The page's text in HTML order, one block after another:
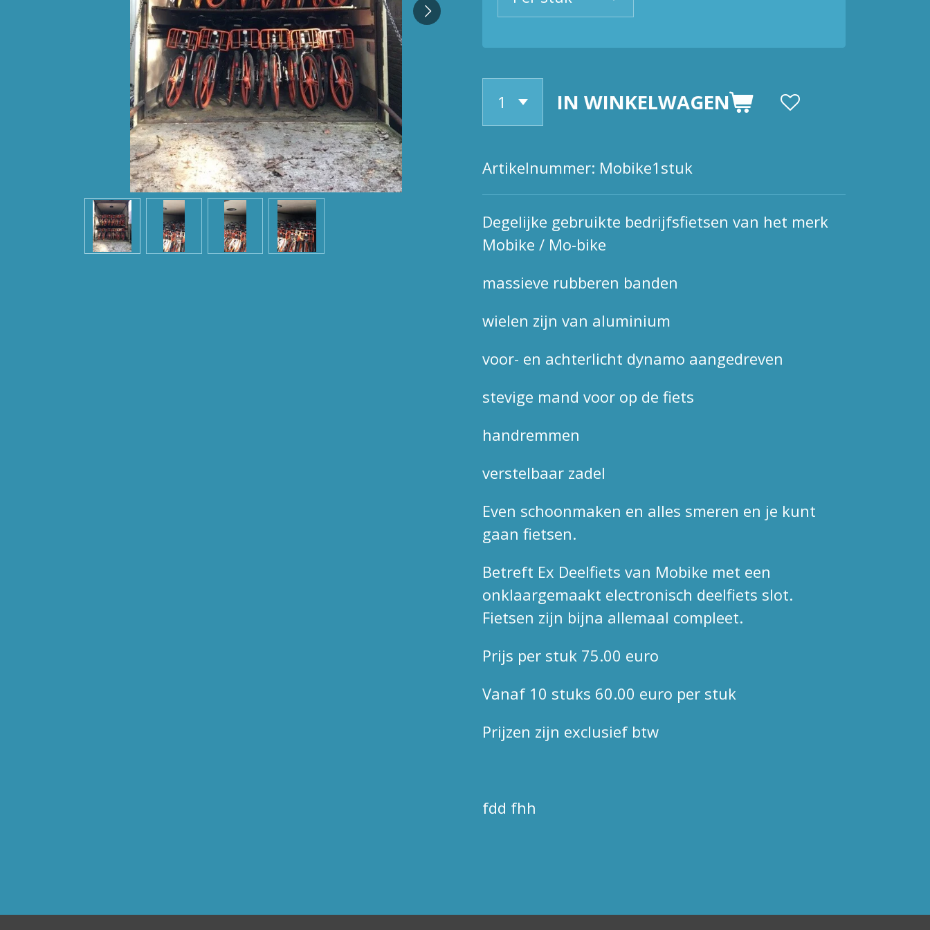
IN WINKELWAGEN
Artikelnummer: Mobike1stuk
Degelijke gebruikte bedrijfsfietsen van het merk
Mobike / Mo-bike
massieve rubberen banden
wielen zijn van aluminium
voor- en achterlicht dynamo aangedreven
stevige mand voor op de fiets
handremmen
verstelbaar zadel
Even schoonmaken en alles smeren en je kunt
gaan fietsen.
Betreft Ex Deelfiets van Mobike met een
onklaargemaakt electronisch deelfiets slot.
Fietsen zijn bijna allemaal compleet.
Prijs per stuk 75.00 euro
Vanaf 10 stuks 60.00 euro per stuk
Prijzen zijn exclusief btw
fdd fhh